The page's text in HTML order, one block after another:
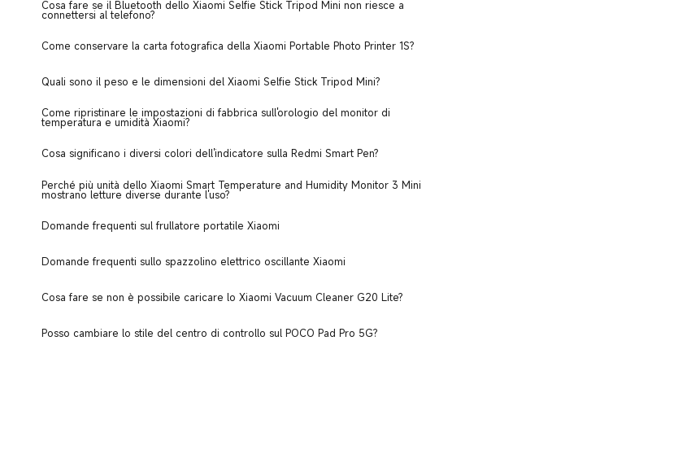
Cosa fare se il Bluetooth dello Xiaomi Selfie Stick Tripod Mini non riesce a
connettersi al telefono?
Come conservare la carta fotografica della Xiaomi Portable Photo Printer 1S?
Quali sono il peso e le dimensioni del Xiaomi Selfie Stick Tripod Mini?
Come ripristinare le impostazioni di fabbrica sull'orologio del monitor di
temperatura e umidità Xiaomi?
Cosa significano i diversi colori dell'indicatore sulla Redmi Smart Pen?
Perché più unità dello Xiaomi Smart Temperature and Humidity Monitor 3 Mini
mostrano letture diverse durante l'uso?
Domande frequenti sul frullatore portatile Xiaomi
Domande frequenti sullo spazzolino elettrico oscillante Xiaomi
Cosa fare se non è possibile caricare lo Xiaomi Vacuum Cleaner G20 Lite?
Posso cambiare lo stile del centro di controllo sul POCO Pad Pro 5G?